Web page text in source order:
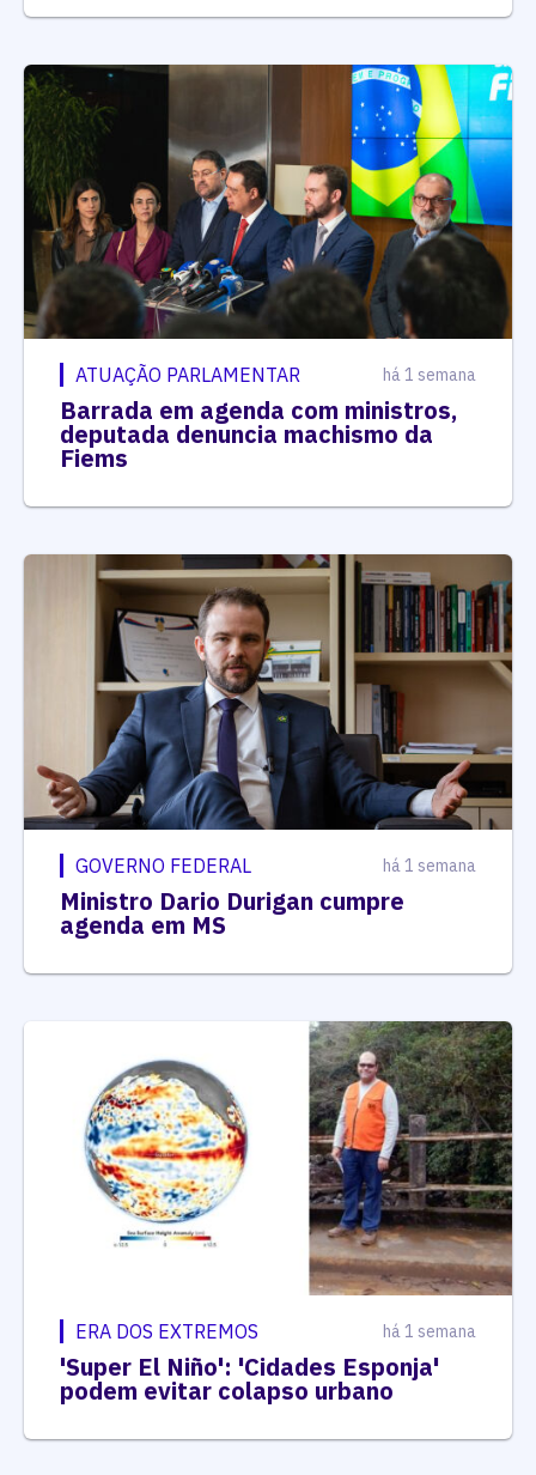
ATUAÇÃO PARLAMENTAR há 1 semana
Barrada em agenda com ministros,
deputada denuncia machismo da
Fiems
GOVERNO FEDERAL há 1 semana
Ministro Dario Durigan cumpre
agenda em MS
ERA DOS EXTREMOS há 1 semana
'Super El Niño': 'Cidades Esponja'
podem evitar colapso urbano